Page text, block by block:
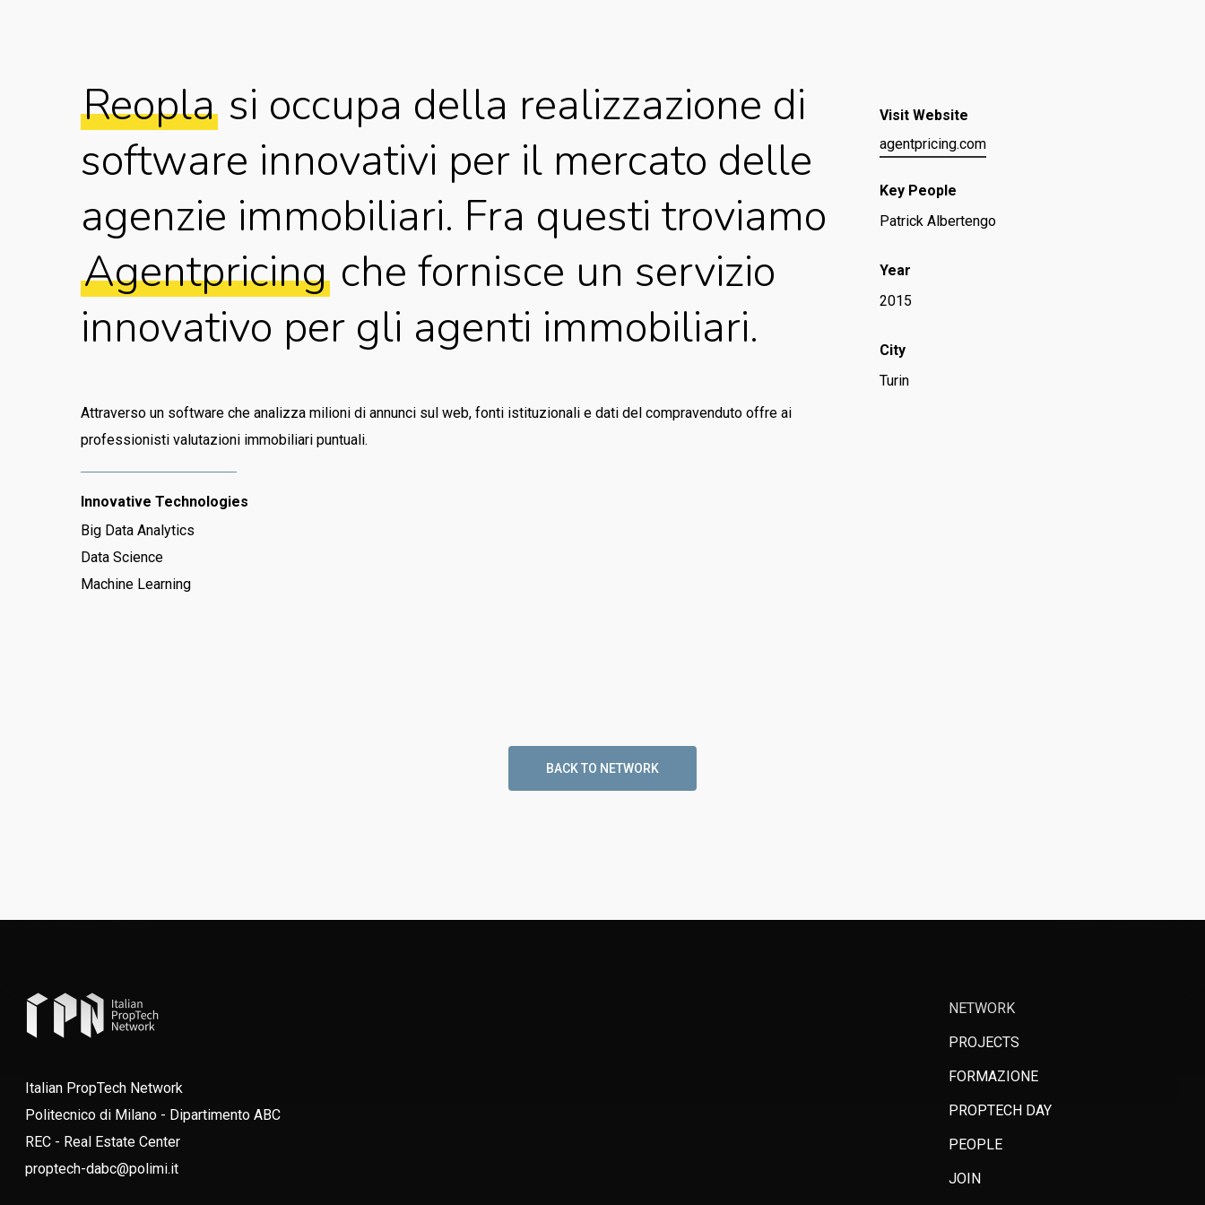
Reopla si occupa della realizzazione di
software innovativi per il mercato delle
agenzie immobiliari. Fra questi troviamo
Agentpricing che fornisce un servizio
innovativo per gli agenti immobiliari.
Attraverso un software che analizza milioni di annunci sul web, fonti istituzionali e dati del compravenduto offre ai
professionisti valutazioni immobiliari puntuali.
Innovative Technologies
Big Data Analytics
Data Science
Machine Learning
Visit Website
agentpricing.com
Key People
Patrick Albertengo
Year
2015
City
Turin
BACK TO NETWORK
Italian PropTech Network
Politecnico di Milano - Dipartimento ABC
REC - Real Estate Center
proptech-dabc@polimi.it
NETWORK
PROJECTS
FORMAZIONE
PROPTECH DAY
PEOPLE
JOIN